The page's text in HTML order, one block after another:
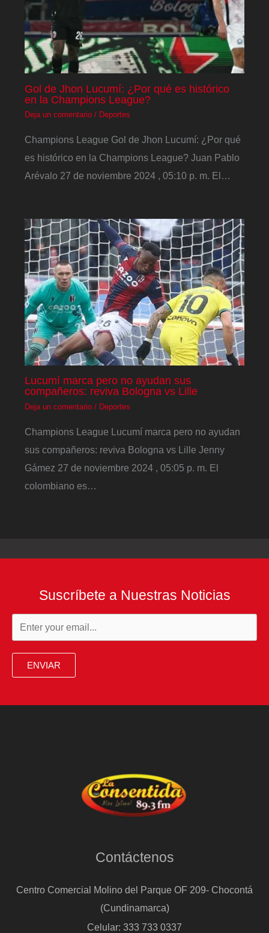
Gol de Jhon Lucumí: ¿Por qué es histórico
en la Champions League?
Deja un comentario / Deportes
Champions League Gol de Jhon Lucumí: ¿Por qué
es histórico en la Champions League? Juan Pablo
Arévalo 27 de noviembre 2024 , 05:10 p. m. El…
Lucumí marca pero no ayudan sus
compañeros: reviva Bologna vs Lille
Deja un comentario / Deportes
Champions League Lucumí marca pero no ayudan
sus compañeros: reviva Bologna vs Lille Jenny
Gámez 27 de noviembre 2024 , 05:05 p. m. El
colombiano es…
Suscríbete a Nuestras Noticias
ENVIAR
Contáctenos
Centro Comercial Molino del Parque OF 209- Chocontá
(Cundinamarca)
Celular: 333 733 0337